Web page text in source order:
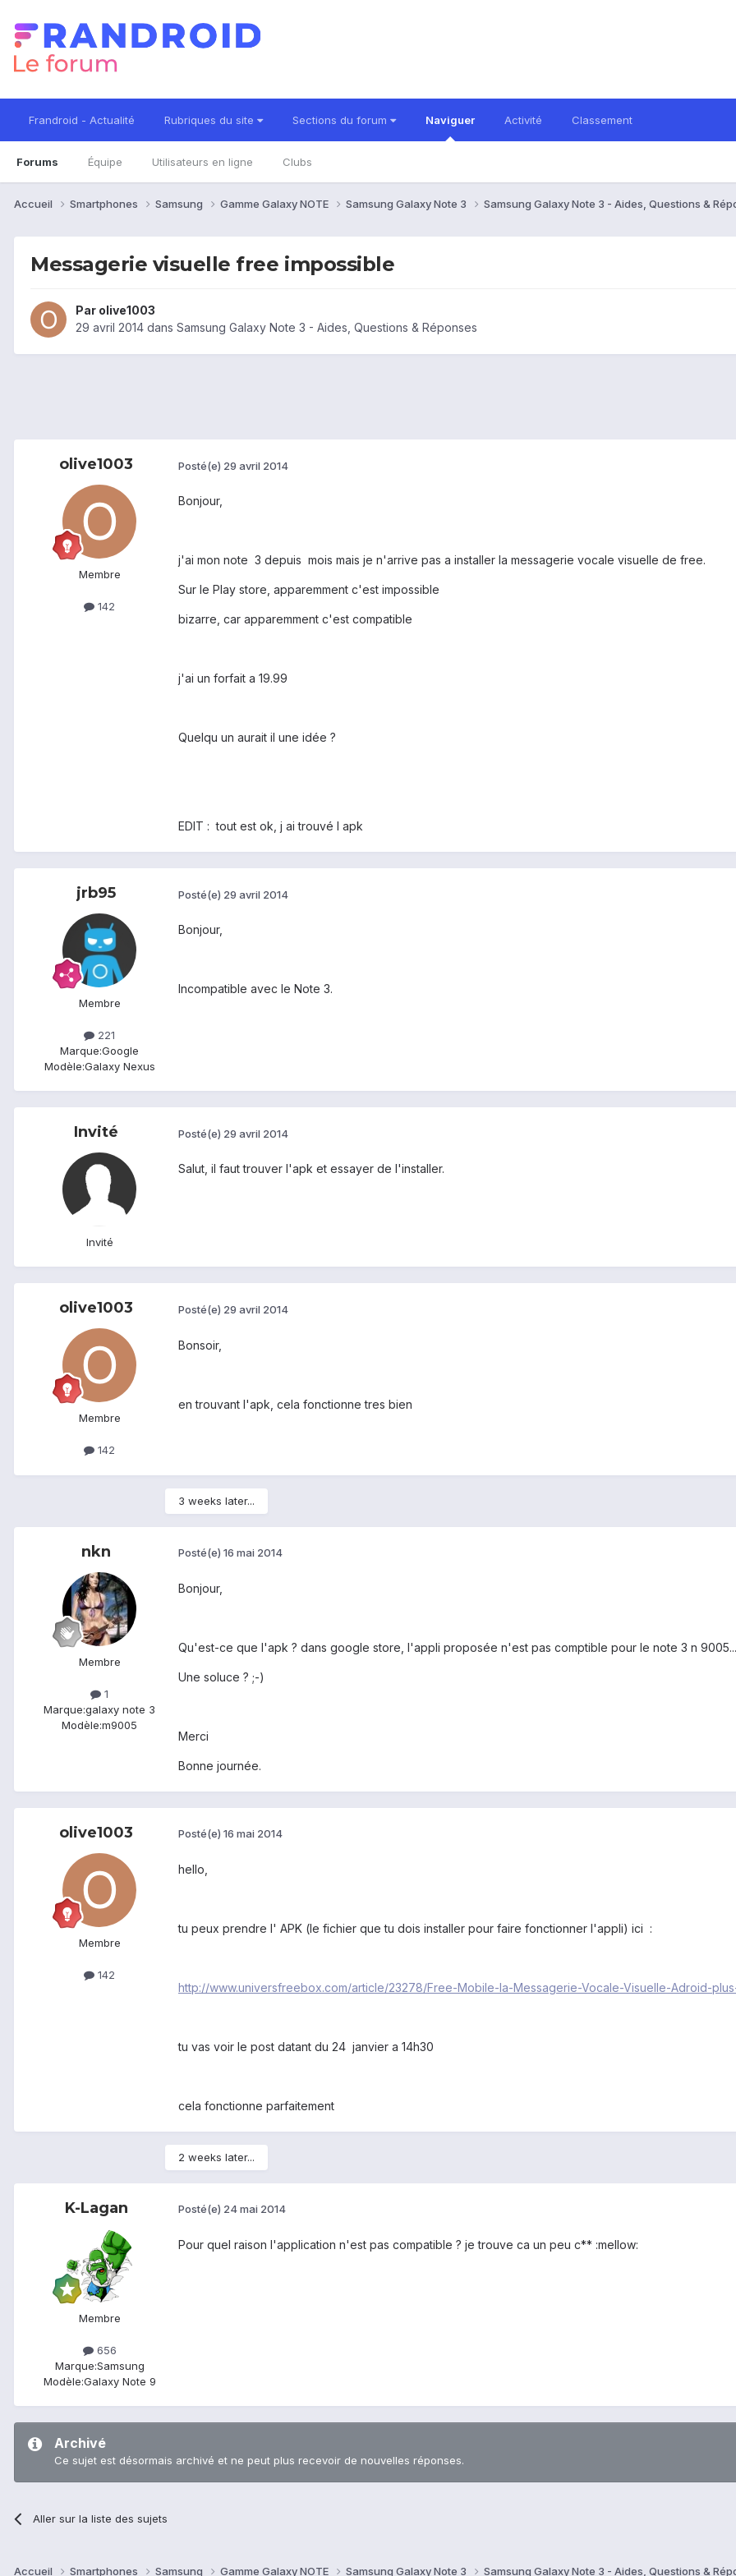
Frandroid - Actualité Rubriques du site Sections du forum Naviguer
Forums Équipe Utilisateurs en ligne Clubs
Activité Classement
Accueil Smartphones Samsung Gamme Galaxy NOTE Samsung Galaxy Note 3 Samsung Galaxy Note 3 - Aides, Questions &
Messagerie visuelle free impossible
Par olive1003
29 avril 2014 dans Samsung Galaxy Note 3 - Aides, Questions & Réponses
olive1003
Membre
142
Posté(e) 29 avril 2014
Bonjour,
j'ai mon note 3 depuis mois mais je n'arrive pas a installer la messagerie vocale visuelle de free.
Sur le Play store, apparemment c'est impossible
bizarre, car apparemment c'est compatible
j'ai un forfait a 19.99
Quelqu un aurait il une idée ?
EDIT : tout est ok, j ai trouvé l apk
jrb95
Membre
221
Marque:Google
Modèle:Galaxy Nexus
Posté(e) 29 avril 2014
Bonjour,
Incompatible avec le Note 3.
Invité
Invité
Posté(e) 29 avril 2014
Salut, il faut trouver l'apk et essayer de l'installer.
olive1003
Membre
142
Posté(e) 29 avril 2014
Bonsoir,
en trouvant l'apk, cela fonctionne tres bien
3 weeks later...
nkn
Membre
1
Marque:galaxy note 3
Modèle:m9005
Posté(e) 16 mai 2014
Bonjour,
Qu'est-ce que l'apk ? dans google store, l'appli proposée n'est pas comptible pour le note 3 n 9005...
Une soluce ? ;-)
Merci
Bonne journée.
olive1003
Membre
142
Posté(e) 16 mai 2014
hello,
tu peux prendre l' APK (le fichier que tu dois installer pour faire fonctionner l'appli) ici :
http://www.universfreebox.com/article/23278/Free-Mobile-la-Messagerie-Vocale-Visuelle-Adroid-
tu vas voir le post datant du 24 janvier a 14h30
cela fonctionne parfaitement
2 weeks later...
K-Lagan
Membre
656
Marque:Samsung
Modèle:Galaxy Note 9
Posté(e) 24 mai 2014
Pour quel raison l'application n'est pas compatible ? je trouve ca un peu c** :mellow:
Archivé
Ce sujet est désormais archivé et ne peut plus recevoir de nouvelles réponses.
Aller sur la liste des sujets
Accueil Smartphones Samsung Gamme Galaxy NOTE Samsung Galaxy Note 3 Samsung Galaxy Note 3 - Aides, Questions &